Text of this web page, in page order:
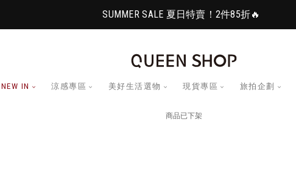
SUMMER SALE 夏日特賣！2件85折🔥
NEW IN 涼感專區 美好生活選物 現貨專區 旅拍企劃
商品已下架